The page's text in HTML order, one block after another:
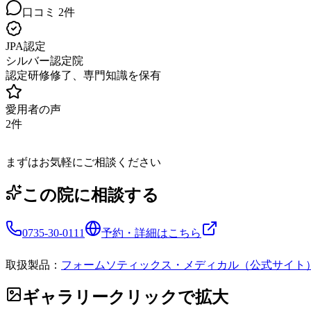
口コミ 2件
JPA認定
シルバー認定院
認定研修修了、専門知識を保有
愛用者の声
2件
まずはお気軽にご相談ください
この院に相談する
0735-30-0111 予約・詳細はこちら
取扱製品： フォームソティックス・メディカル（公式サイト
ギャラリークリックで拡大